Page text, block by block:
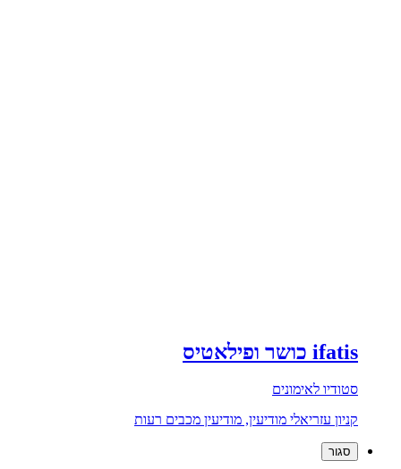
ifatis כושר ופילאטיס
סטודיו לאימונים
קניון עזריאלי מודיעין, מודיעין מכבים רעות
סגור